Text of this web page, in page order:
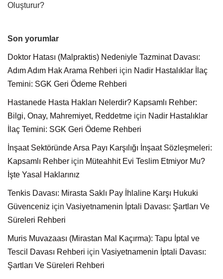
Oluşturur?
Son yorumlar
Doktor Hatası (Malpraktis) Nedeniyle Tazminat Davası:
Adım Adım Hak Arama Rehberi için Nadir Hastalıklar İlaç
Temini: SGK Geri Ödeme Rehberi
Hastanede Hasta Hakları Nelerdir? Kapsamlı Rehber:
Bilgi, Onay, Mahremiyet, Reddetme için Nadir Hastalıklar
İlaç Temini: SGK Geri Ödeme Rehberi
İnşaat Sektöründe Arsa Payı Karşılığı İnşaat Sözleşmeleri:
Kapsamlı Rehber için Müteahhit Evi Teslim Etmiyor Mu?
İşte Yasal Haklarınız
Tenkis Davası: Mirasta Saklı Pay İhlaline Karşı Hukuki
Güvenceniz için Vasiyetnamenin İptali Davası: Şartları Ve
Süreleri Rehberi
Muris Muvazaası (Mirastan Mal Kaçırma): Tapu İptal ve
Tescil Davası Rehberi için Vasiyetnamenin İptali Davası:
Şartları Ve Süreleri Rehberi